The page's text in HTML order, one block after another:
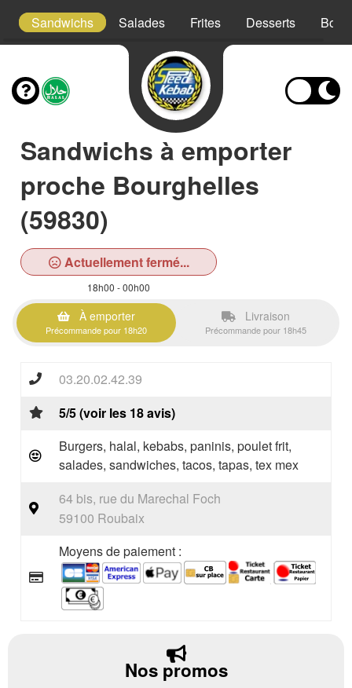
Sandwichs Salades Frites Desserts
Sandwichs à emporter
proche Bourghelles
(59830)
Actuellement fermé...
18h00 - 00h00
À emporter
Précommande pour 18h20
Livraison
Précommande pour 18h45
03.20.02.42.39
5/5 (voir les 18 avis)
Burgers, halal, kebabs, paninis, poulet frit,
salades, sandwiches, tacos, tapas, tex mex
64 bis, rue du Marechal Foch
59100 Roubaix
Moyens de paiement :
Nos promos